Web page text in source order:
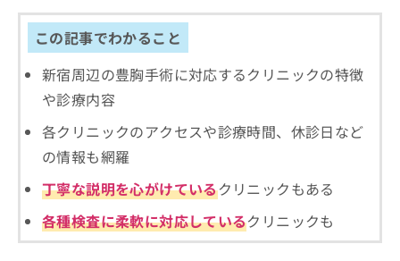
この記事でわかること
新宿周辺の豊胸手術に対応するクリニックの特徴
や診療内容
各クリニックのアクセスや診療時間、休診日など
の情報も網羅
丁寧な説明を心がけているクリニックもある
各種検査に柔軟に対応しているクリニックも
クリ
ニッ
クの
予
約・
のご
など
きま
ので
承く
ださ
無
情
報
の
み
ら
資
料
ち
ち